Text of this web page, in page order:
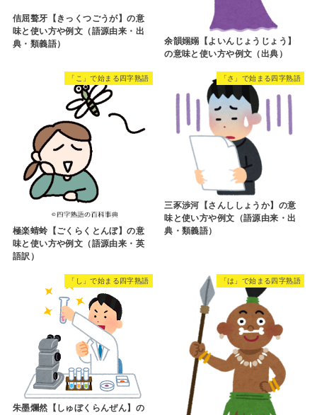
佶屈聱牙【きっくつごうが】の意
味と使い方や例文（語源由来・出
典・類義語）
余韻嫋嫋【よいんじょうじょう】
の意味と使い方や例文（出典）
「こ」で始まる四字熟語
極楽蜻蛉【ごくらくとんぼ】の意
味と使い方や例文（語源由来・英
語訳）
「さ」で始まる四字熟語
三豕渉河【さんししょうか】の意
味と使い方や例文（語源由来・出
典・類義語）
「し」で始まる四字熟語
朱墨爛然【しゅぼくらんぜん】の
「は」で始まる四字熟語